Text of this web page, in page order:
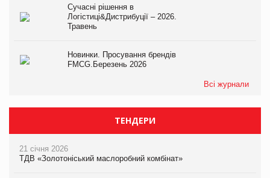
Сучасні рішення в
Логістиці&Дистрибуції – 2026.
Травень
Новинки. Просування брендів
FMCG.Березень 2026
Всі журнали
ТЕНДЕРИ
21 січня 2026
ТДВ «Золотоніський маслоробний комбінат»